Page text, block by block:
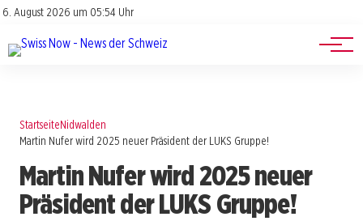
6. August 2026 um 05:54 Uhr
Impressum
Jobs
Events
StartseiteNidwalden
Martin Nufer wird 2025 neuer Präsident der LUKS Gruppe!
Martin Nufer wird 2025 neuer
Präsident der LUKS Gruppe!